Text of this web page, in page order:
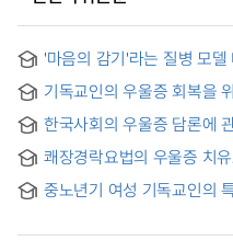
'마음의 감기'라는 질병 모
정신과 치료 경험 및 인식에
기독교인의 우울증 회복을
한국사회의 우울증 담론에
정책화를 중심으로
쾌장경락요법의 우울증 치
of colon meridian
중노년기 여성 기독교인의